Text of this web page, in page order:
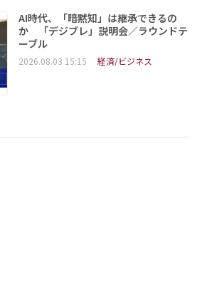
AI時代、「暗黙知」は継承できるの
か 「デジブレ」説明会／ラウンドテ
ーブル
2026.08.03 15:15 経済/ビジネス